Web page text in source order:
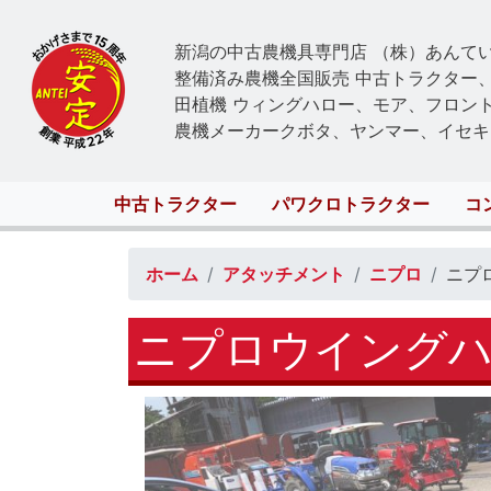
新潟の中古農機具専門店 （株）あんて
整備済み農機全国販売 中古トラクター
田植機 ウィングハロー、モア、フロン
農機メーカークボタ、ヤンマー、イセ
Main
navigation
中古トラクター パワクロトラクター コ
ホーム アタッチメント ニプロ ニプ
ニプロウイング